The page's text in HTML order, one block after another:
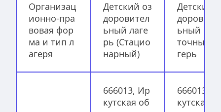
Организац
ионно-пра
вовая фор
ма и тип л
агеря
Детский оз
доровител
ьный лаге
рь (Стацио
нарный)
Детский
ьный
точный
герь
666013, Ир
кутская об
666013,
кутская